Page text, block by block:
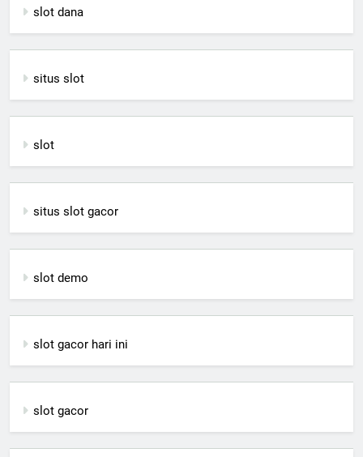
slot dana
situs slot
slot
situs slot gacor
slot demo
slot gacor hari ini
slot gacor